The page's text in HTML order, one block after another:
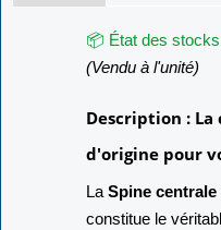
📦 État des
(Vendu à l'unité)
Description :
d'origine pour
La Spine centrale
constitue le